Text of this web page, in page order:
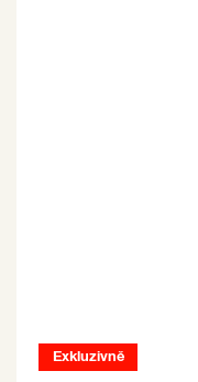
Exkluzivně